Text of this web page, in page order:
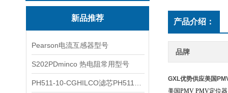
新品推荐
Pearson电流互感器型号
S202PDminco 热电阻常用型号
产品介绍：
品牌
GXL优势供应美国
美国PMV PMV定位